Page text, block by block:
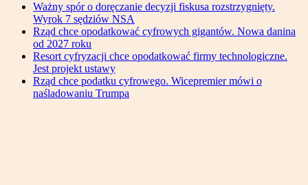
Ważny spór o doręczanie decyzji fiskusa rozstrzygnięty.
Wyrok 7 sędziów NSA
Rząd chce opodatkować cyfrowych gigantów. Nowa danina
od 2027 roku
Resort cyfryzacji chce opodatkować firmy technologiczne.
Jest projekt ustawy
Rząd chce podatku cyfrowego. Wicepremier mówi o
naśladowaniu Trumpa